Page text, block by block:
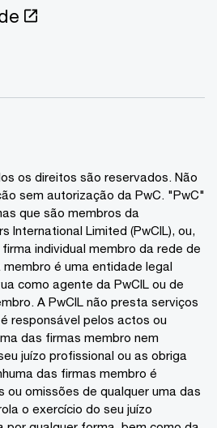
os direitos são reservados. Não
sem autorização da PwC. "PwC"
que são membros da
International Limited (PwCIL), ou,
individual membro da rede de
é uma entidade legal
como agente da PwCIL ou de
A PwCIL não presta serviços
responsável pelos actos ou
das firmas membro nem
juízo profissional ou as obriga
das firmas membro é
ou omissões de qualquer uma das
o exercício do seu juízo